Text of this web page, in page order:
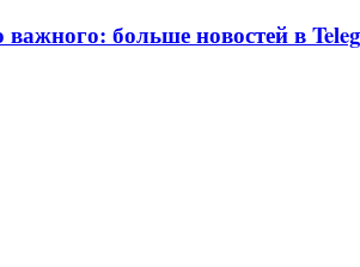
больше новостей в